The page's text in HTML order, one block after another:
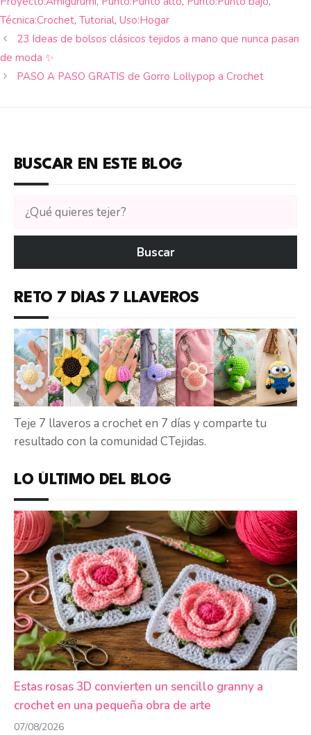
Técnica:Crochet, Tutorial, Uso:Hogar
23 Ideas de bolsos clásicos tejidos a mano que nunca pasan
de moda ✨
PASO A PASO GRATIS de Gorro Lollypop a Crochet
BUSCAR EN ESTE BLOG
Buscar
tutoriales
en
Buscar
RETO 7 DÍAS 7 LLAVEROS
Teje 7 llaveros a crochet en 7 días y comparte tu
resultado con la comunidad CTejidas.
LO ÚLTIMO DEL BLOG
Estas rosas 3D convierten un sencillo granny a
crochet en una pequeña obra de arte
07/08/2026